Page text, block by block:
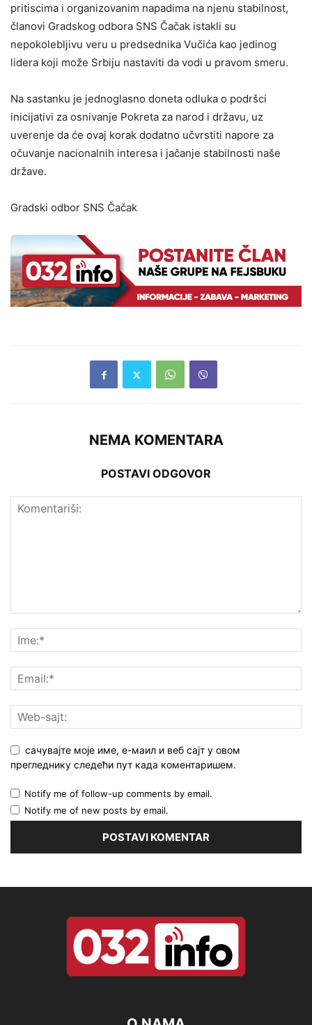
pritiscima i organizovanim napadima na njenu stabilnost,
članovi Gradskog odbora SNS Čačak istakli su
nepokolebljivu veru u predsednika Vučića kao jedinog
lidera koji može Srbiju nastaviti da vodi u pravom smeru.
Na sastanku je jednoglasno doneta odluka o podršci
inicijativi za osnivanje Pokreta za narod i državu, uz
uverenje da će ovaj korak dodatno učvrstiti napore za
očuvanje nacionalnih interesa i jačanje stabilnosti naše
države.
Gradski odbor SNS Čačak
NEMA KOMENTARA
POSTAVI ODGOVOR
сачувајте моје име, е-маил и веб сајт у овом
прегледнику следећи пут када коментаришем.
Notify me of follow-up comments by email.
Notify me of new posts by email.